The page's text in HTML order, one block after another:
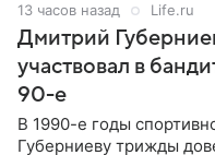
13 часов назад Life.ru
Дмитрий
участвовал в
90-е
В 1990-е годы
Губерниеву трижды